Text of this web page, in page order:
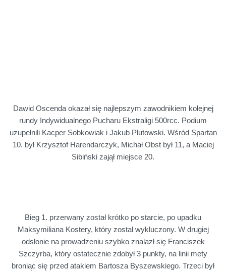
Dawid Oscenda okazał się najlepszym zawodnikiem kolejnej
rundy Indywidualnego Pucharu Ekstraligi 500rcc. Podium
uzupełnili Kacper Sobkowiak i Jakub Plutowski. Wśród Spartan
10. był Krzysztof Harendarczyk, Michał Obst był 11, a Maciej
Sibiński zajął miejsce 20.
Bieg 1. przerwany został krótko po starcie, po upadku
Maksymiliana Kostery, który został wykluczony. W drugiej
odsłonie na prowadzeniu szybko znalazł się Franciszek
Szczyrba, który ostatecznie zdobył 3 punkty, na linii mety
broniąc się przed atakiem Bartosza Byszewskiego. Trzeci był